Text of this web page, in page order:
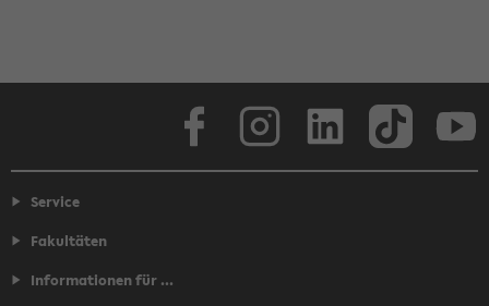
Service
Fakultäten
Informationen für ...